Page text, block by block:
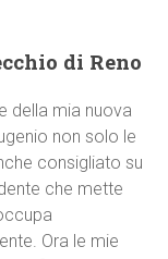
di Reno
della mia nuova
non solo le
consigliato su
che mette
Ora le mie